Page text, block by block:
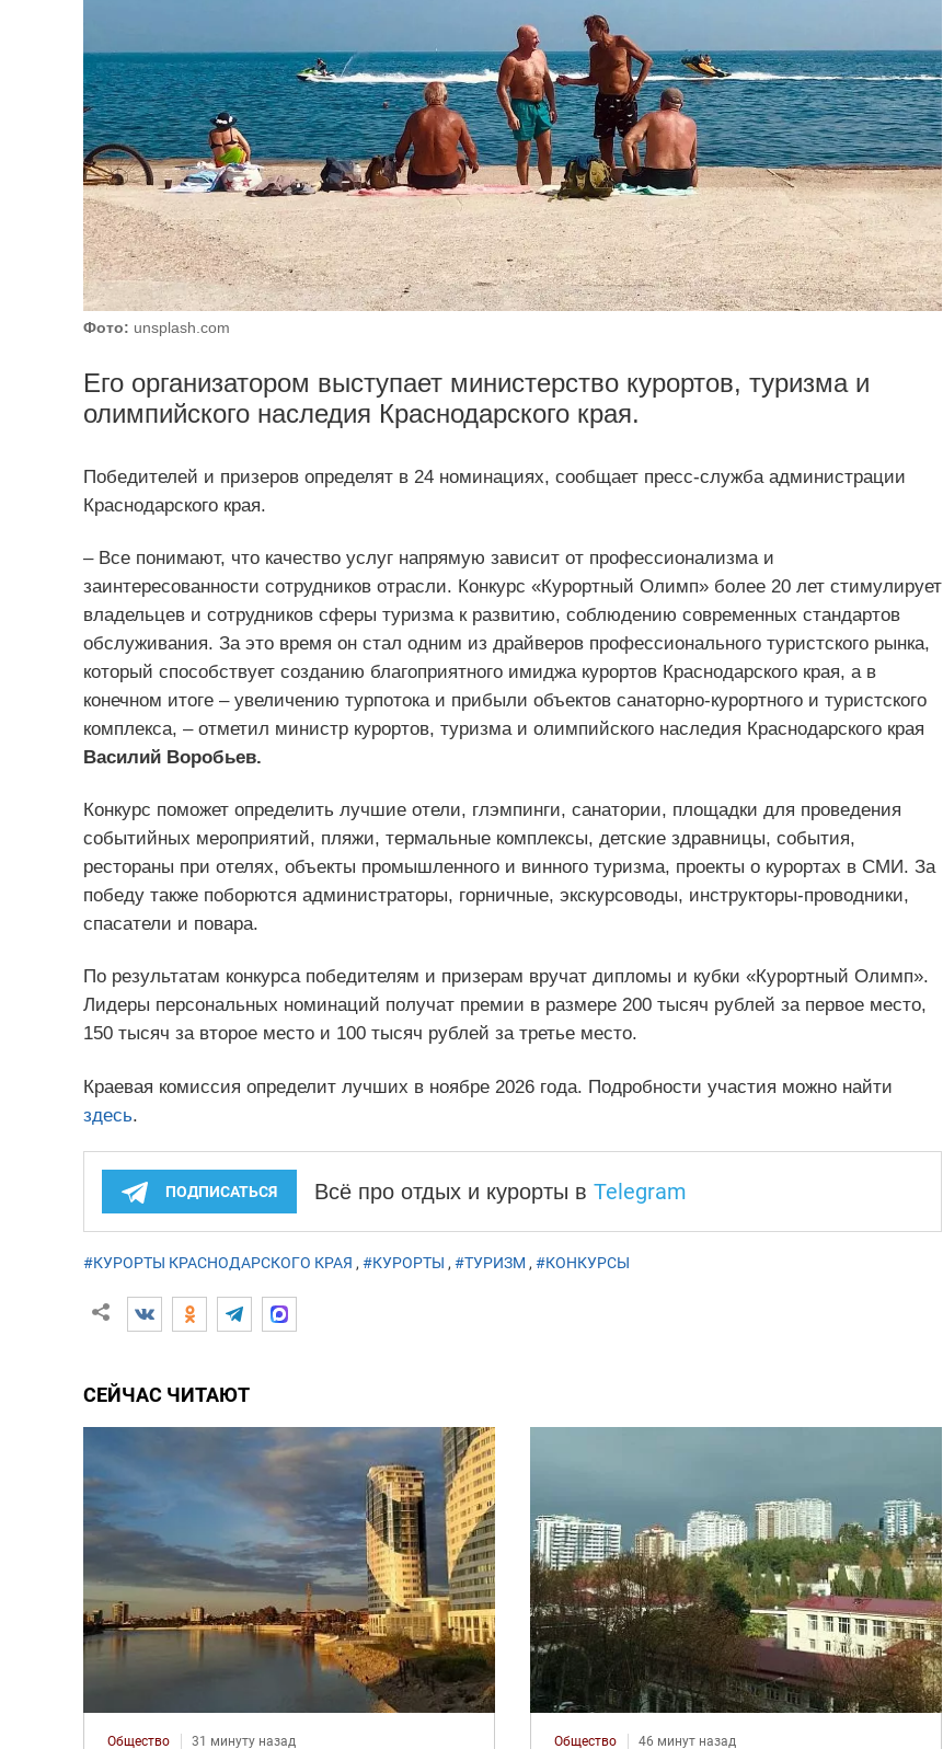
Фото: unsplash.com
Его организатором выступает министерство курортов, туризма и
олимпийского наследия Краснодарского края.
Победителей и призеров определят в 24 номинациях, сообщает пресс-служба администрации
Краснодарского края.
– Все понимают, что качество услуг напрямую зависит от профессионализма и
заинтересованности сотрудников отрасли. Конкурс «Курортный Олимп» более 20 лет стимулирует
владельцев и сотрудников сферы туризма к развитию, соблюдению современных стандартов
обслуживания. За это время он стал одним из драйверов профессионального туристского рынка,
который способствует созданию благоприятного имиджа курортов Краснодарского края, а в
конечном итоге – увеличению турпотока и прибыли объектов санаторно-курортного и туристского
комплекса, – отметил министр курортов, туризма и олимпийского наследия Краснодарского края
Василий Воробьев.
Конкурс поможет определить лучшие отели, глэмпинги, санатории, площадки для проведения
событийных мероприятий, пляжи, термальные комплексы, детские здравницы, события,
рестораны при отелях, объекты промышленного и винного туризма, проекты о курортах в СМИ. За
победу также поборются администраторы, горничные, экскурсоводы, инструкторы-проводники,
спасатели и повара.
По результатам конкурса победителям и призерам вручат дипломы и кубки «Курортный Олимп».
Лидеры персональных номинаций получат премии в размере 200 тысяч рублей за первое место,
150 тысяч за второе место и 100 тысяч рублей за третье место.
Краевая комиссия определит лучших в ноябре 2026 года. Подробности участия можно найти
здесь.
ПОДПИСАТЬСЯ Всё про отдых и курорты в Telegram
#КУРОРТЫ КРАСНОДАРСКОГО КРАЯ , #КУРОРТЫ , #ТУРИЗМ , #КОНКУРСЫ
СЕЙЧАС ЧИТАЮТ
Общество 31 минуту назад Общество 46 минут назад